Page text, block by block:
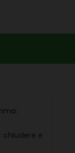
chiudere e